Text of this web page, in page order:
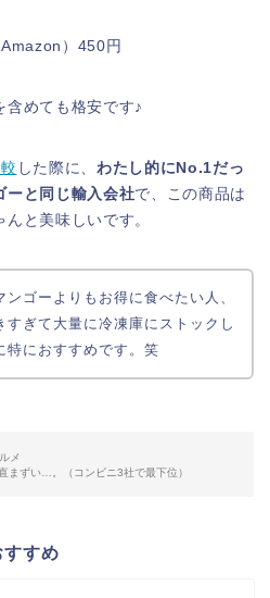
Amazon）450円
含めても格安です♪
した際に、 わたし的にNo.1だっ
ーと同じ輸入会社で、この商品は
と美味しいです。
ンゴーよりもお得に食べたい人、
すぎて大量に冷凍庫にストックし
特におすすめです。笑
メ
まずい…。（コンビニ3社で最下位）
すめ